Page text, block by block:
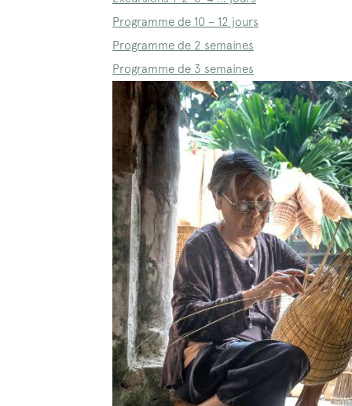
Programme de 10 – 12 jours
Programme de 2 semaines
Programme de 3 semaines